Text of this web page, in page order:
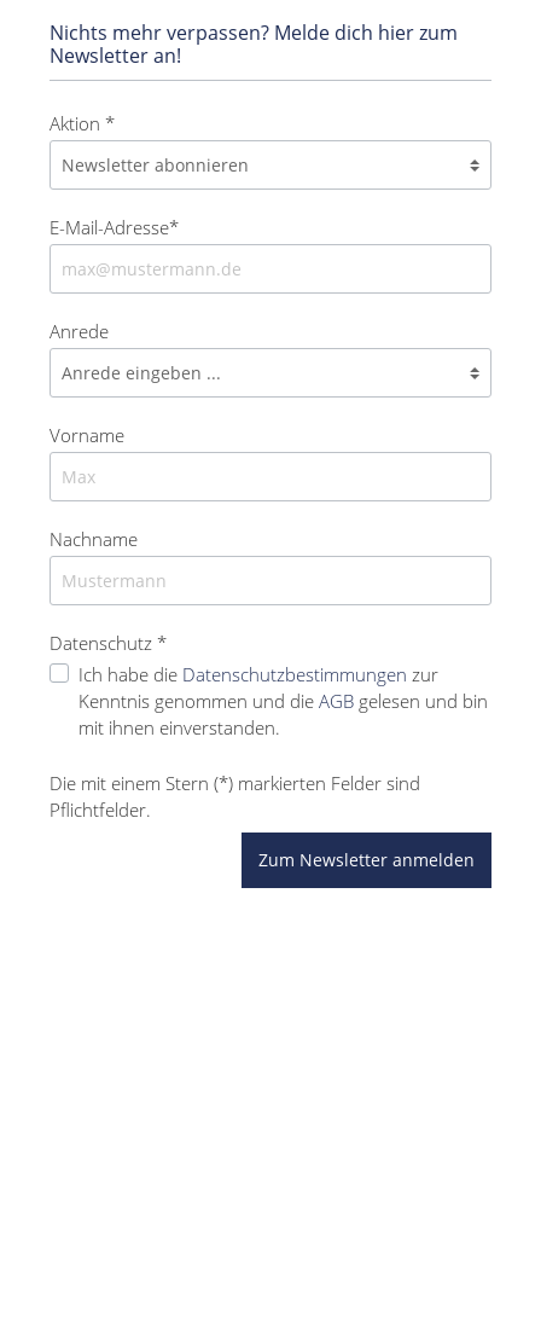
Nichts mehr verpassen? Melde dich hier zum
Newsletter an!
Aktion *
E-Mail-Adresse*
Anrede
Vorname
Nachname
Datenschutz *
Ich habe die Datenschutzbestimmungen zur
Kenntnis genommen und die AGB gelesen und bin
mit ihnen einverstanden.
Die mit einem Stern (*) markierten Felder sind
Pflichtfelder.
Zum Newsletter anmelden